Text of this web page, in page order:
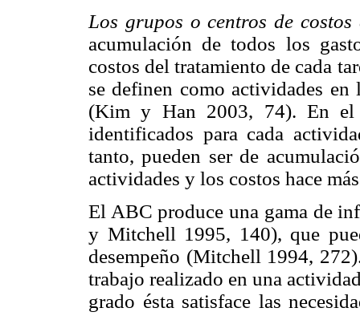
Los grupos o centros de
acumulación de todos los
costos del tratamiento de cada
se definen como actividades
(Kim y Han 2003, 74). En el
identificados para cada
tanto, pueden ser de
actividades y los costos hace
El ABC produce una gama de
y Mitchell 1995, 140), que
desempeño (Mitchell 1994,
trabajo realizado en una
grado ésta satisface las